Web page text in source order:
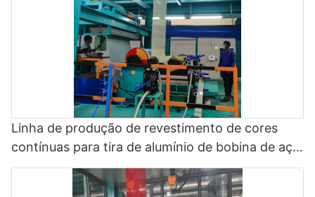
Linha de produção de revestimento de cores
contínuas para tira de alumínio de bobina de aço
galvanizada - linha de revestimento de fluoreto
de polivinilideno e linha de pintura colorida